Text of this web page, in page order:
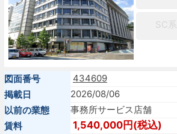
SC系
図面番号
434609
掲載日
2026/08/06
以前の業態
事務所サービス店舗
賃料
1,540,000円(税込)